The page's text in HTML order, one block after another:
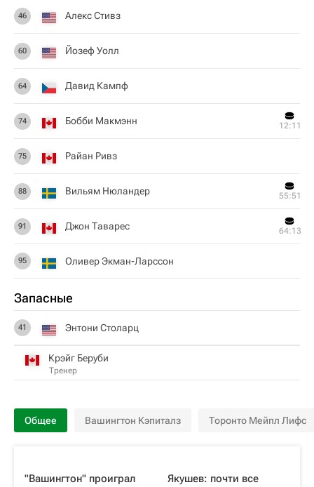
46 Алекс Стивз
60 Йозеф Уолл
64 Давид Кампф
74 Бобби Макмэнн 12:11
75 Райан Ривз
88 Вильям Нюландер 55:51
91 Джон Таварес 64:13
95 Оливер Экман-Ларссон
Запасные
41 Энтони Столарц
Крэйг Беруби
Тренер
Общее Вашингтон Кэпиталз Торонто Мейпл Лифс
"Вашингтон" проиграл
Якушев: почти все